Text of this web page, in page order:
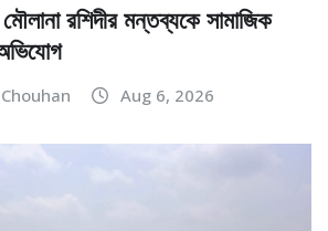
রশিদীর মন্তব্যকে সামাজিক
Aug 6, 2026